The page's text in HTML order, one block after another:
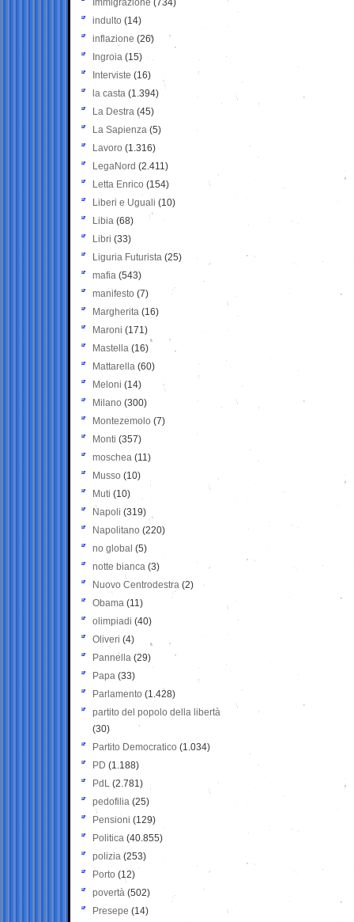
Immigrazione (734)
indulto (14)
inflazione (26)
Ingroia (15)
Interviste (16)
la casta (1.394)
La Destra (45)
La Sapienza (5)
Lavoro (1.316)
LegaNord (2.411)
Letta Enrico (154)
Liberi e Uguali (10)
Libia (68)
Libri (33)
Liguria Futurista (25)
mafia (543)
manifesto (7)
Margherita (16)
Maroni (171)
Mastella (16)
Mattarella (60)
Meloni (14)
Milano (300)
Montezemolo (7)
Monti (357)
moschea (11)
Musso (10)
Muti (10)
Napoli (319)
Napolitano (220)
no global (5)
notte bianca (3)
Nuovo Centrodestra (2)
Obama (11)
olimpiadi (40)
Oliveri (4)
Pannella (29)
Papa (33)
Parlamento (1.428)
partito del popolo della libertà
(30)
Partito Democratico (1.034)
PD (1.188)
PdL (2.781)
pedofilia (25)
Pensioni (129)
Politica (40.855)
polizia (253)
Porto (12)
povertà (502)
Presepe (14)